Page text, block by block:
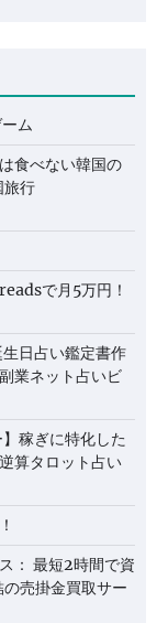
ム
食べない韓国の
行
で月5万円！
日占い鑑定書作
業ネット占いビ
稼ぎに特化した
算タロット占い
： 最短2時間で資
売掛金買取サー